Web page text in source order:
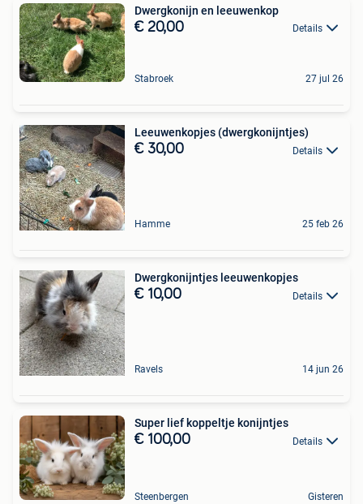
Dwergkonijn en leeuwenkop
€ 20,00 Details
Stabroek 27 jul 26
Leeuwenkopjes (dwergkonijntjes)
€ 30,00 Details
Hamme 25 feb 26
Dwergkonijntjes leeuwenkopjes
€ 10,00 Details
Ravels 14 jun 26
Super lief koppeltje konijntjes
€ 100,00 Details
Steenbergen Gisteren